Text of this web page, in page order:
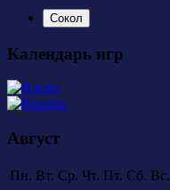
Сокол
Календарь игр
Август
Пн. Вт. Ср. Чт. Пт. Сб. Вс.